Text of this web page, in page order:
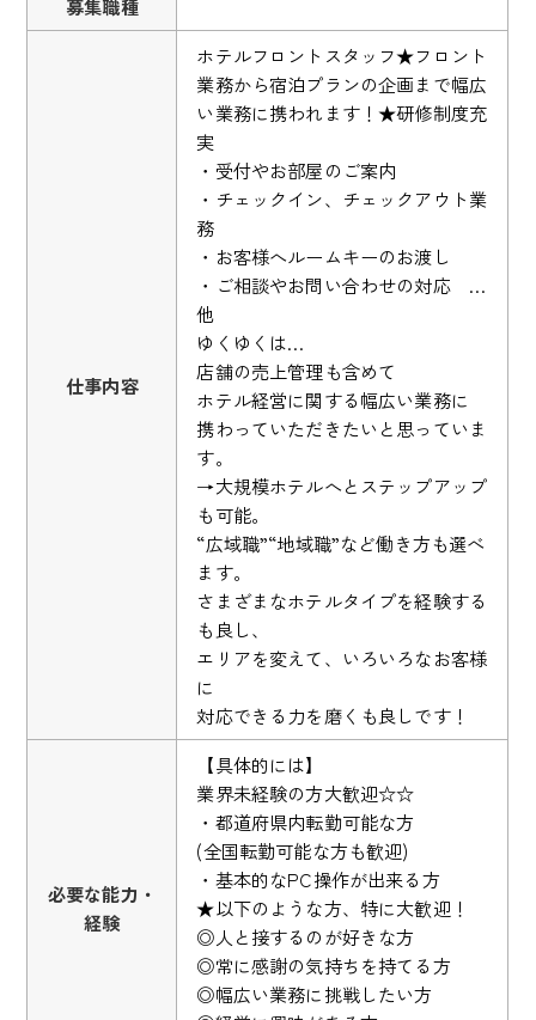
募集職種
仕事内容
ホテルフロントスタッフ★フロント
業務から宿泊プランの企画まで幅広
い業務に携われます！★研修制度充
実
・受付やお部屋のご案内
・チェックイン、チェックアウト業
務
・お客様へルームキーのお渡し
・ご相談やお問い合わせの対応 …
他
ゆくゆくは…
店舗の売上管理も含めて
ホテル経営に関する幅広い業務に
携わっていただきたいと思っていま
す。
→大規模ホテルへとステップアップ
も可能。
“広域職”“地域職”など働き方も選べ
ます。
さまざまなホテルタイプを経験する
も良し、
エリアを変えて、いろいろなお客様
に
対応できる力を磨くも良しです！
必要な能力・
経験
【具体的には】
業界未経験の方大歓迎☆☆
・都道府県内転勤可能な方
(全国転勤可能な方も歓迎)
・基本的なPC操作が出来る方
★以下のような方、特に大歓迎！
◎人と接するのが好きな方
◎常に感謝の気持ちを持てる方
◎幅広い業務に挑戦したい方